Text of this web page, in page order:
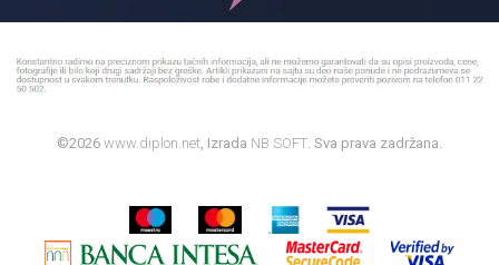
©2026 www.diplon.net , Izrada NB SOFT . Sva prava zadržana.